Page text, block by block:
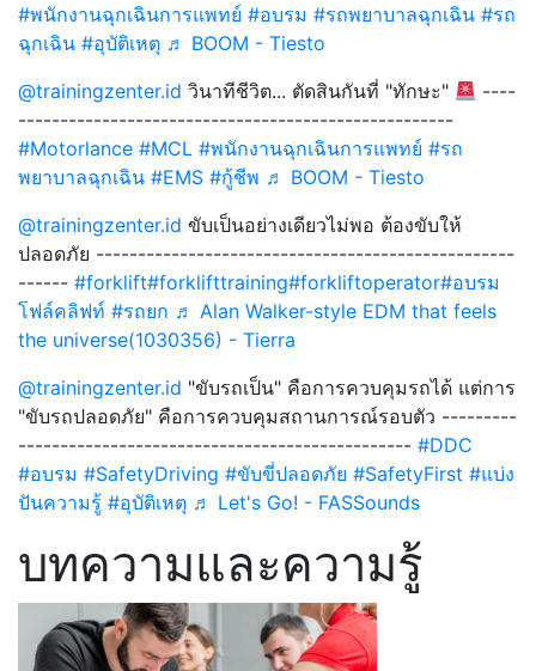
#พนักงานฉุกเฉินการแพทย์ #อบรม #รถพยาบาลฉุกเฉิน #รถ
ฉุกเฉิน #อุบัติเหตุ ♬ BOOM - Tiesto
@trainingzenter.id วินาทีชีวิต... ตัดสินกันที่ "ทักษะ"
----
----------------------------------------------------
#Motorlance #MCL #พนักงานฉุกเฉินการแพทย์ #รถ
พยาบาลฉุกเฉิน #EMS #กู้ชีพ ♬ BOOM - Tiesto
@trainingzenter.id ขับเป็นอย่างเดียวไม่พอ ต้องขับให้
ปลอดภัย --------------------------------------------------
------ #forklift#forklifttraining#forkliftoperator#อบรม
โฟล์คลิฟท์ #รถยก ♬ Alan Walker-style EDM that feels
the universe(1030356) - Tierra
@trainingzenter.id "ขับรถเป็น" คือการควบคุมรถได้ แต่การ
"ขับรถปลอดภัย" คือการควบคุมสถานการณ์รอบตัว ---------
----------------------------------------------- #DDC
#อบรม #SafetyDriving #ขับขี่ปลอดภัย #SafetyFirst #แบ่ง
ปันความรู้ #อุบัติเหตุ ♬ Let's Go! - FASSounds
บทความและความรู้